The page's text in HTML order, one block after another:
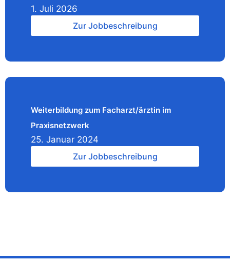
1. Juli 2026
Zur Jobbeschreibung
Weiterbildung zum Facharzt/ärztin im
Praxisnetzwerk
25. Januar 2024
Zur Jobbeschreibung